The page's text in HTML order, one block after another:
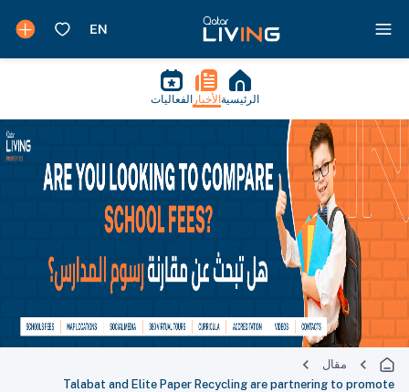
الرئيسية الأخبار الفعاليات
مقال
Talabat and Elite Paper Recycling are partnering to promote